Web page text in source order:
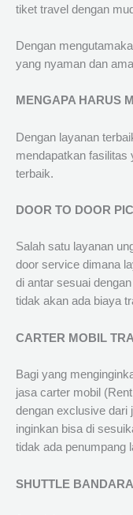
tiket travel dengan
Dengan
yang nyaman dan
MENGAPA HARUS
Dengan layanan
mendapatkan fasilitas
terbaik.
DOOR TO DOOR
Salah satu layanan
door service dimana
di antar sesuai
tidak akan ada biaya
CARTER MOBIL
Bagi yang
jasa carter mobil
dengan exclusive dari
inginkan bisa di
tidak ada penumpang
SHUTTLE